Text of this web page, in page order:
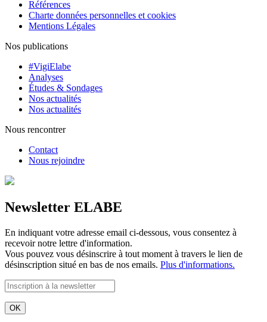
Références
Charte données personnelles et cookies
Mentions Légales
Nos publications
#VigiElabe
Analyses
Études & Sondages
Nos actualités
Nos actualités
Nous rencontrer
Contact
Nous rejoindre
Newsletter ELABE
En indiquant votre adresse email ci-dessous, vous consentez à
recevoir notre lettre d'information.
Vous pouvez vous désinscrire à tout moment à travers le lien de
désinscription situé en bas de nos emails. Plus d'informations.